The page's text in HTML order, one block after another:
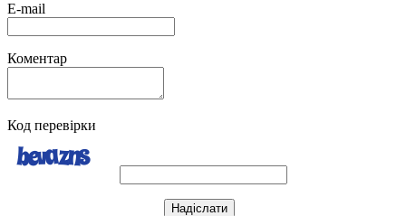
E-mail
Коментар
Код перевірки
Надіслати